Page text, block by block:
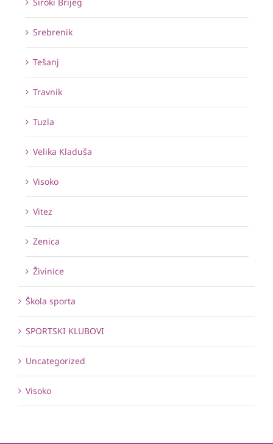
Srebrenik
Tešanj
Travnik
Tuzla
Velika Kladuša
Visoko
Vitez
Zenica
Živinice
Škola sporta
SPORTSKI KLUBOVI
Uncategorized
Visoko